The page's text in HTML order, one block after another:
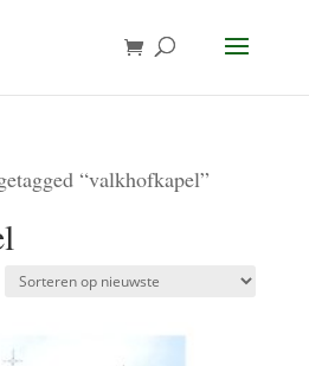
“valkhofkapel”